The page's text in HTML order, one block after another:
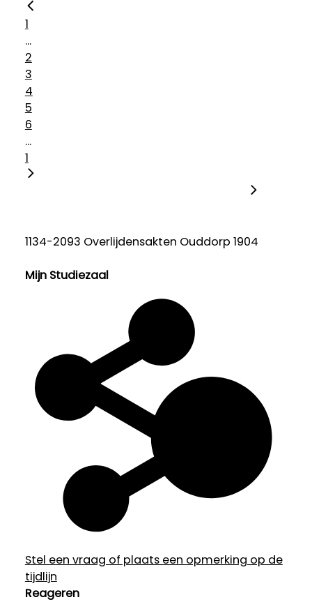
1
...
2
3
4
5
6
...
1
1134-2093 Overlijdensakten Ouddorp 1904
Mijn Studiezaal
Stel een vraag of plaats een opmerking op de
tijdlijn
Reageren